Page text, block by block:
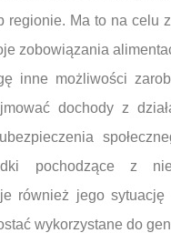
regionie. Ma to na celu
zobowiązania
inne możliwości
dochody z
pochodzące z
również jego
wykorzystane do